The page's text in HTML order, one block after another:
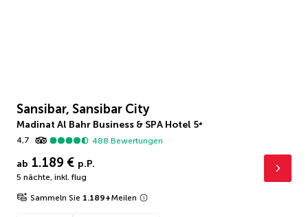
Sansibar, Sansibar City
Madinat Al Bahr Business & SPA Hotel 5*
4,7
488 Bewertungen
ab 1.189 € p.P.
5 nächte, inkl. flug
Sammeln Sie 1.189+Meilen